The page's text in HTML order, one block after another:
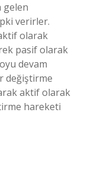
gelen
verirler.
olarak
pasif olarak
devam
değiştirme
aktif olarak
hareketi